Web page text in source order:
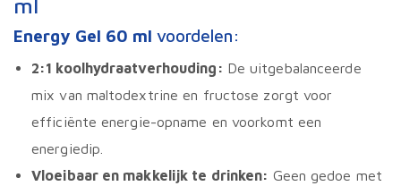
ml
Energy Gel 60 ml voordelen:
2:1 koolhydraatverhouding: De uitgebalanceerde
mix van maltodextrine en fructose zorgt voor
efficiënte energie-opname en voorkomt een
energiedip.
Vloeibaar en makkelijk te drinken: Geen gedoe met